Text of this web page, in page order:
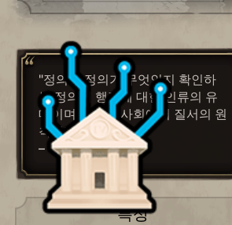
"정의는 정의가 무엇인지 확인하
는 정의의 행정에 대한 인류의 유
대이며 정치적 사회에서 질서의 원
칙입니다."
– 아리스토텔레스
특성